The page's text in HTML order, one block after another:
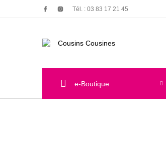
Tél. : 03 83 17 21 45
e-Boutique